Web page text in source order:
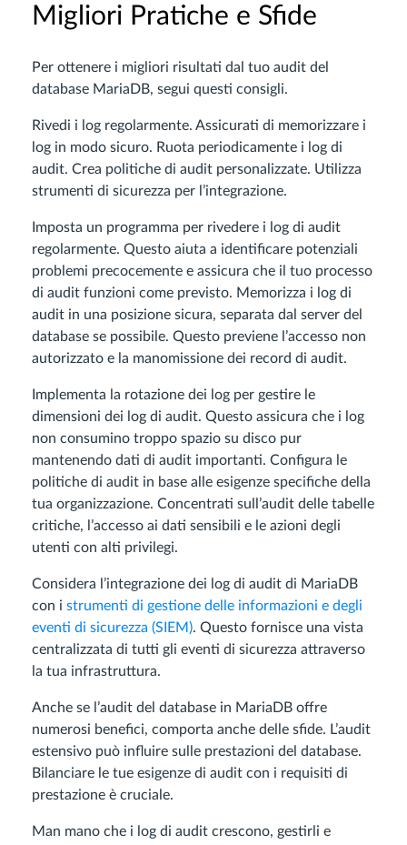
Migliori Pratiche e Sfide
Per ottenere i migliori risultati dal tuo audit del
database MariaDB, segui questi consigli.
Rivedi i log regolarmente. Assicurati di memorizzare i
log in modo sicuro. Ruota periodicamente i log di
audit. Crea politiche di audit personalizzate. Utilizza
strumenti di sicurezza per l’integrazione.
Imposta un programma per rivedere i log di audit
regolarmente. Questo aiuta a identificare potenziali
problemi precocemente e assicura che il tuo processo
di audit funzioni come previsto. Memorizza i log di
audit in una posizione sicura, separata dal server del
database se possibile. Questo previene l’accesso non
autorizzato e la manomissione dei record di audit.
Implementa la rotazione dei log per gestire le
dimensioni dei log di audit. Questo assicura che i log
non consumino troppo spazio su disco pur
mantenendo dati di audit importanti. Configura le
politiche di audit in base alle esigenze specifiche della
tua organizzazione. Concentrati sull’audit delle tabelle
critiche, l’accesso ai dati sensibili e le azioni degli
utenti con alti privilegi.
Considera l’integrazione dei log di audit di MariaDB
con i strumenti di gestione delle informazioni e degli
eventi di sicurezza (SIEM). Questo fornisce una vista
centralizzata di tutti gli eventi di sicurezza attraverso
la tua infrastruttura.
Anche se l’audit del database in MariaDB offre
numerosi benefici, comporta anche delle sfide. L’audit
estensivo può influire sulle prestazioni del database.
Bilanciare le tue esigenze di audit con i requisiti di
prestazione è cruciale.
Man mano che i log di audit crescono, gestirli e